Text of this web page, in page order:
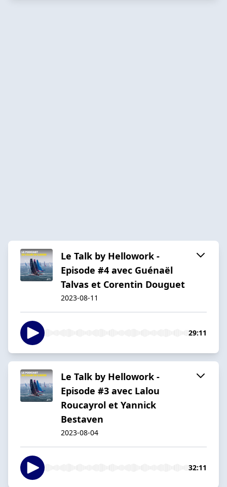
Le Talk by Hellowork -
Episode #4 avec Guénaël
Talvas et Corentin Douguet
2023-08-11
29:11
Le Talk by Hellowork -
Episode #3 avec Lalou
Roucayrol et Yannick
Bestaven
2023-08-04
32:11